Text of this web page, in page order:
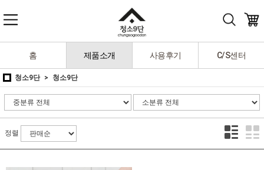
홈 제품소개 사용후기 C/S센터
청소9단 청소9단
정렬